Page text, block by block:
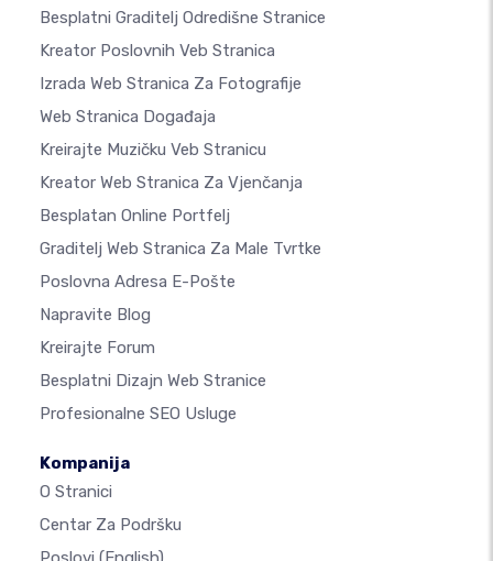
Besplatni Graditelj Odredišne Stranice
Kreator Poslovnih Veb Stranica
Izrada Web Stranica Za Fotografije
Web Stranica Događaja
Kreirajte Muzičku Veb Stranicu
Kreator Web Stranica Za Vjenčanja
Besplatan Online Portfelj
Graditelj Web Stranica Za Male Tvrtke
Poslovna Adresa E-Pošte
Napravite Blog
Kreirajte Forum
Besplatni Dizajn Web Stranice
Profesionalne SEO Usluge
Kompanija
O Stranici
Centar Za Podršku